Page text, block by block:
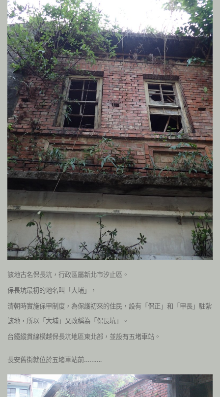
該地古名保長坑，行政區屬新北市汐止區。
保長坑最初的地名叫「大埔」，
清朝時實施保甲制度，為保護初來的住民，設有「保正」和「甲長」駐紮
該地，所以「大埔」又改稱為「保長坑」。
台鐵縱貫線橫越保長坑地區東北部，並設有五堵車站。
長安舊街就位於五堵車站前……….